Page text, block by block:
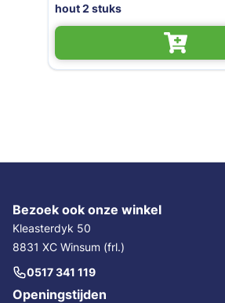
hout 2 stuks
Bezoek ook onze winkel
Kleasterdyk 50
8831 XC Winsum (frl.)
0517 341 119
Openingstijden